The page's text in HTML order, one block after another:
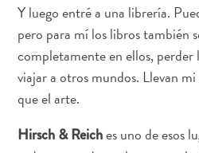
Y luego entré a una librería.
pero para mí los libros también
completamente en ellos,
viajar a otros mundos. Llevan
que el arte.
Hirsch & Reiches uno de esos